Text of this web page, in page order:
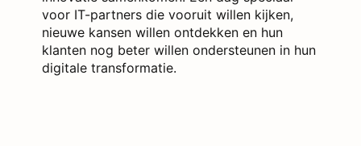
voor IT-partners die vooruit willen kijken,
nieuwe kansen willen ontdekken en hun
klanten nog beter willen ondersteunen in hun
digitale transformatie.